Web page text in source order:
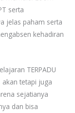
serta
jelas paham serta
kehadiran
TERPADU
tetapi juga
sejatianya
dan bisa